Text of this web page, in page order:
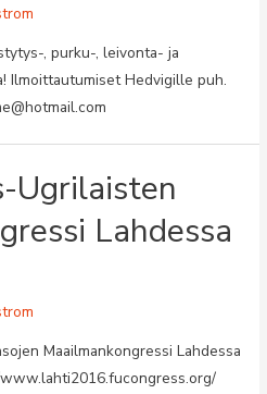
, purku-, leivonta- ja
Ilmoittautumiset Hedvigille puh.
Ugrilaisten
Lahdessa
Maailmankongressi Lahdessa